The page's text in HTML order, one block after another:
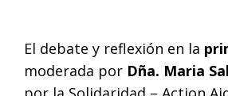
El debate y reflexión en la
moderada por Dña. Maria